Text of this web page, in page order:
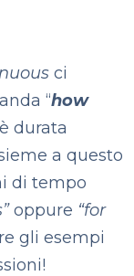
ci
“how
durata
a questo
di tempo
oppure “for
gli esempi